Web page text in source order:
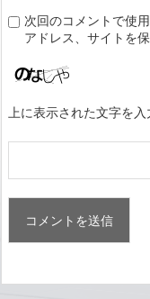
次回のコメントで使
アドレス、サイトを保
上に表示された文字を入